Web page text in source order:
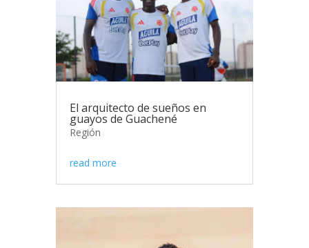
El arquitecto de sueños en
guayos de Guachené
Región
read more